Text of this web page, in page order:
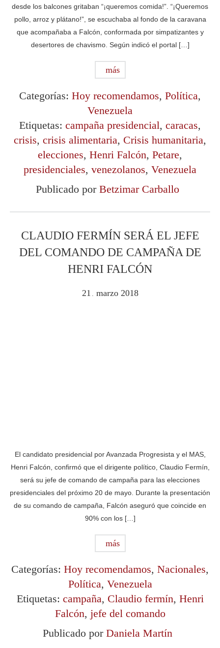
desde los balcones gritaban “¡queremos comida!”. “¡Queremos
pollo, arroz y plátano!”, se escuchaba al fondo de la caravana
que acompañaba a Falcón, conformada por simpatizantes y
desertores de chavismo. Según indicó el portal […]
más
Categorías: Hoy recomendamos, Política,
Venezuela
Etiquetas: campaña presidencial, caracas,
crisis, crisis alimentaria, Crisis humanitaria,
elecciones, Henri Falcón, Petare,
presidenciales, venezolanos, Venezuela
Publicado por Betzimar Carballo
CLAUDIO FERMÍN SERÁ EL JEFE
DEL COMANDO DE CAMPAÑA DE
HENRI FALCÓN
21 marzo 2018
El candidato presidencial por Avanzada Progresista y el MAS,
Henri Falcón, confirmó que el dirigente político, Claudio Fermín,
será su jefe de comando de campaña para las elecciones
presidenciales del próximo 20 de mayo. Durante la presentación
de su comando de campaña, Falcón aseguró que coincide en
90% con los […]
más
Categorías: Hoy recomendamos, Nacionales,
Política, Venezuela
Etiquetas: campaña, Claudio fermín, Henri
Falcón, jefe del comando
Publicado por Daniela Martín